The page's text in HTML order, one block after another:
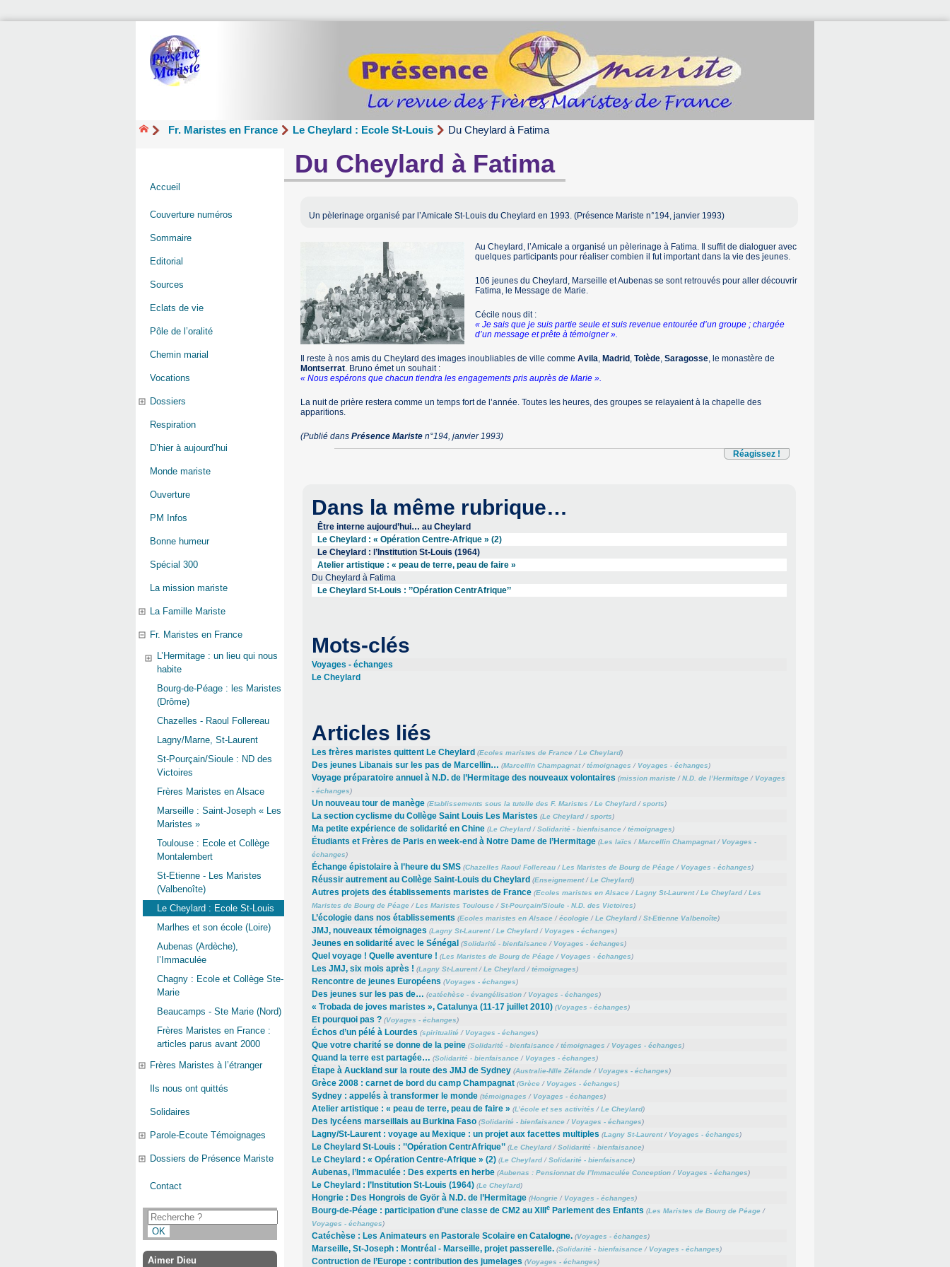
Fr. Maristes en France Le Cheylard : Ecole St-Louis Du Cheylard à Fatima
Du Cheylard à Fatima
Un pèlerinage organisé par l’Amicale St-Louis du Cheylard en 1993. (Présence Mariste n°194, janvier 1993)
Au Cheylard, l’Amicale a organisé un pèlerinage à Fatima. Il suffit de dialoguer avec
quelques participants pour réaliser combien il fut important dans la vie des jeunes.
106 jeunes du Cheylard, Marseille et Aubenas se sont retrouvés pour aller découvrir
Fatima, le Message de Marie.
Cécile nous dit :
« Je sais que je suis partie seule et suis revenue entourée d’un groupe ; chargée
d’un message et prête à témoigner ».
Il reste à nos amis du Cheylard des images inoubliables de ville comme Avila, Madrid , Tolède, Saragosse, le monastère de
Montserrat. Bruno émet un souhait :
« Nous espérons que chacun tiendra les engagements pris auprès de Marie ».
La nuit de prière restera comme un temps fort de l’année. Toutes les heures, des groupes se relayaient à la chapelle des
apparitions.
(Publié dans Présence Maristen°194, janvier 1993)
Réagissez !
Dans la même rubrique…
Être interne aujourd’hui… au Cheylard
Le Cheylard : « Opération Centre-Afrique » (2)
Le Cheylard : l’Institution St-Louis (1964)
Atelier artistique : « peau de terre, peau de faire »
Du Cheylard à Fatima
Le Cheylard St-Louis : ’’Opération CentrAfrique’’
Mots-clés
Voyages - échanges
Le Cheylard
Articles liés
Les frères maristes quittent Le Cheylard (Ecoles maristes de France/Le Cheylard)
Des jeunes Libanais sur les pas de Marcellin… (Marcellin Champagnat/témoignages / Voyages - échanges)
Voyage préparatoire annuel à N.D. de l’Hermitage des nouveaux volontaires (mission mariste/N.D. de l’Hermitage/ Voyages
- échanges)
Un nouveau tour de manège (Etablissements sous la tutelle des F. Maristes /Le Cheylard/sports)
La section cyclisme du Collège Saint Louis Les Maristes (Le Cheylard/ sports)
Ma petite expérience de solidarité en Chine (Le Cheylard/Solidarité - bienfaisance/témoignages)
Étudiants et Frères de Paris en week-end à Notre Dame de l’Hermitage (Les laïcs /Marcellin Champagnat/ Voyages -
échanges)
Échange épistolaire à l’heure du SMS (Chazelles Raoul Follereau/Les Maristes de Bourg de Péage/ Voyages - échanges)
Réussir autrement au Collège Saint-Louis du Cheylard (Enseignement/Le Cheylard)
Autres projets des établissements maristes de France (Ecoles maristes en Alsace/Lagny St-Laurent/Le Cheylard/Les
Maristes de Bourg de Péage/Les Maristes Toulouse/St-Pourçain/Sioule - N.D. des Victoires)
L’écologie dans nos établissements (Ecoles maristes en Alsace/écologie/Le Cheylard/St-Etienne Valbenoîte)
JMJ, nouveaux témoignages (Lagny St-Laurent/Le Cheylard/ Voyages - échanges)
Jeunes en solidarité avec le Sénégal (Solidarité - bienfaisance/ Voyages - échanges)
Quel voyage ! Quelle aventure ! (Les Maristes de Bourg de Péage/ Voyages - échanges)
Les JMJ, six mois après ! (Lagny St-Laurent/Le Cheylard/témoignages)
Rencontre de jeunes Européens (Voyages - échanges)
Des jeunes sur les pas de… (catéchèse - évangélisation/ Voyages - échanges)
« Trobada de joves maristes », Catalunya (11-17 juillet 2010) (Voyages - échanges)
Et pourquoi pas ? (Voyages - échanges)
Échos d’un pélé à Lourdes (spiritualité/ Voyages - échanges)
Que votre charité se donne de la peine (Solidarité - bienfaisance/témoignages / Voyages - échanges)
Quand la terre est partagée… (Solidarité - bienfaisance/ Voyages - échanges)
Étape à Auckland sur la route des JMJ de Sydney (Australie-Nlle Zélande/ Voyages - échanges)
Grèce 2008 : carnet de bord du camp Champagnat (Grèce/ Voyages - échanges)
Sydney : appelés à transformer le monde (témoignages / Voyages - échanges)
Atelier artistique : « peau de terre, peau de faire » (L’école et ses activités /Le Cheylard)
Des lycéens marseillais au Burkina Faso (Solidarité - bienfaisance/ Voyages - échanges)
Lagny/St-Laurent : voyage au Mexique : un projet aux facettes multiples (Lagny St-Laurent/ Voyages - échanges)
Le Cheylard St-Louis : ’’Opération CentrAfrique’’ (Le Cheylard/Solidarité - bienfaisance)
Le Cheylard : « Opération Centre-Afrique » (2) (Le Cheylard/Solidarité - bienfaisance)
Aubenas, l’Immaculée : Des experts en herbe (Aubenas : Pensionnat de l’Immaculée Conception/ Voyages - échanges)
Le Cheylard : l’Institution St-Louis (1964) (Le Cheylard)
Hongrie : Des Hongrois de Györ à N.D. de l’Hermitage (Hongrie/ Voyages - échanges)
Bourg-de-Péage : participation d’une classe de CM2 au XIIIeParlement des Enfants (Les Maristes de Bourg de Péage/
Voyages - échanges)
Catéchèse : Les Animateurs en Pastorale Scolaire en Catalogne. (Voyages - échanges)
Marseille, St-Joseph : Montréal - Marseille, projet passerelle. (Solidarité - bienfaisance/ Voyages - échanges)
Contruction de l’Europe : contribution des jumelages (Voyages - échanges)
Accueil
Couverture numéros
Sommaire
Editorial
Sources
Eclats de vie
Pôle de l’oralité
Chemin marial
Vocations
Dossiers
Respiration
D’hier à aujourd’hui
Monde mariste
Ouverture
PM Infos
Bonne humeur
Spécial 300
La mission mariste
La Famille Mariste
Fr. Maristes en France
L’Hermitage : un lieu qui nous
habite
Bourg-de-Péage : les Maristes
(Drôme)
Chazelles - Raoul Follereau
Lagny/Marne, St-Laurent
St-Pourçain/Sioule : ND des
Victoires
Frères Maristes en Alsace
Marseille : Saint-Joseph « Les
Maristes »
Toulouse : Ecole et Collège
Montalembert
St-Etienne - Les Maristes
(Valbenoîte)
Le Cheylard : Ecole St-Louis
Marlhes et son école (Loire)
Aubenas (Ardèche),
l’Immaculée
Chagny : Ecole et Collège Ste-
Marie
Beaucamps - Ste Marie (Nord)
Frères Maristes en France :
articles parus avant 2000
Frères Maristes à l’étranger
Ils nous ont quittés
Solidaires
Parole-Ecoute Témoignages
Dossiers de Présence Mariste
Contact
Aimer Dieu